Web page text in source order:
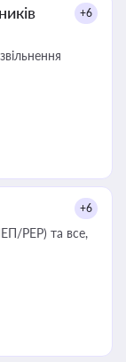
+6
+6
PEP) та все,